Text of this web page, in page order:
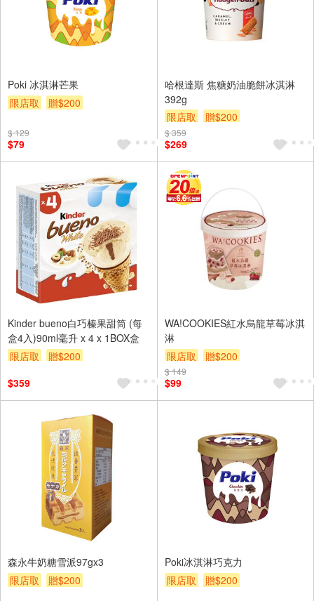
Poki 冰淇淋芒果
限店取
贈$200
$ 129
$79
哈根達斯 焦糖奶油脆餅冰淇淋
392g
限店取
贈$200
$ 359
$269
Kinder bueno白巧榛果甜筒 (每
盒4入)90ml毫升 x 4 x 1BOX盒
限店取
贈$200
$359
WA!COOKIES紅水烏龍草莓冰淇
淋
限店取
贈$200
$ 149
$99
森永牛奶糖雪派97gx3
限店取
贈$200
Poki冰淇淋巧克力
限店取
贈$200